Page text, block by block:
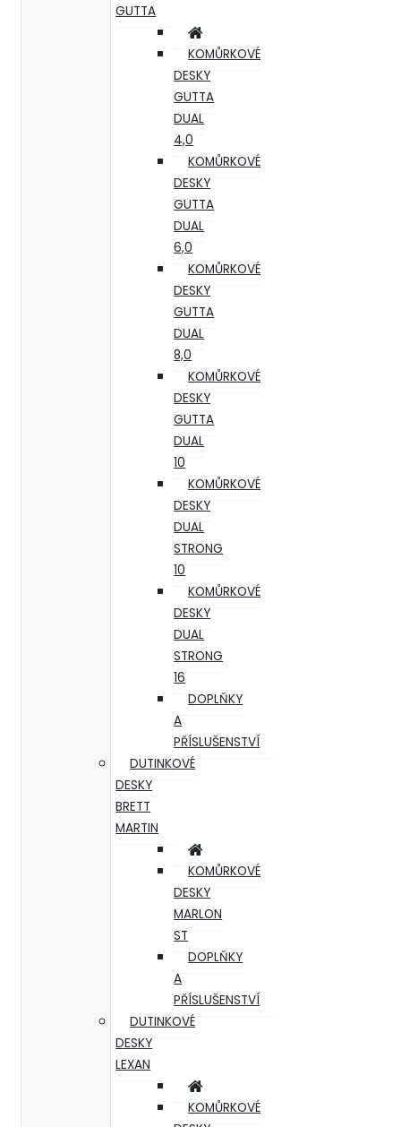
GUTTA
KOMŮRKOVÉ
DESKY
GUTTA
DUAL
4,0
KOMŮRKOVÉ
DESKY
GUTTA
DUAL
6,0
KOMŮRKOVÉ
DESKY
GUTTA
DUAL
8,0
KOMŮRKOVÉ
DESKY
GUTTA
DUAL
10
KOMŮRKOVÉ
DESKY
DUAL
STRONG
10
KOMŮRKOVÉ
DESKY
DUAL
STRONG
16
DOPLŇKY
A
PŘÍSLUŠENSTVÍ
DUTINKOVÉ
DESKY
BRETT
MARTIN
KOMŮRKOVÉ
DESKY
MARLON
ST
DOPLŇKY
A
PŘÍSLUŠENSTVÍ
DUTINKOVÉ
DESKY
LEXAN
KOMŮRKOVÉ